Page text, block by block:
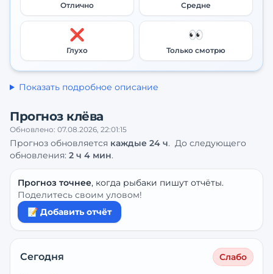
Отлично Средне
❌
Глухо
👀
Только смотрю
Показать подробное описание
Прогноз клёва
Обновлено: 07.08.2026, 22:01:15
Прогноз обновляется каждые 24 ч. До следующего
обновления: 2 ч 4 мин.
Прогноз точнее, когда рыбаки пишут отчёты.
Поделитесь своим уловом!
📝 Добавить отчёт
Сегодня Слабо